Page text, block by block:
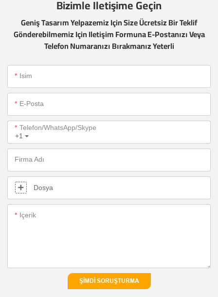
Bizimle Iletişime Geçin
Geniş Tasarım Yelpazemiz Için Size Ücretsiz Bir Teklif
Gönderebilmemiz Için Iletişim Formuna E-Postanızı Veya
Telefon Numaranızı Bırakmanız Yeterli
Isim
E-Posta
+1
Telefon/WhatsApp/Skype
Firma Adı
Dosya
Içerik
ŞIMDI SORUŞTURMA